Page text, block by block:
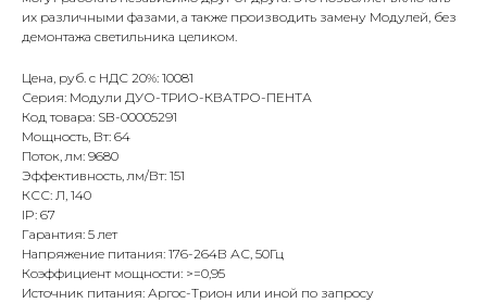
их различными фазами, а также производить замену Модулей, без
демонтажа светильника целиком.
Цена, руб. с НДС 20%: 10081
Серия: Модули ДУО-ТРИО-КВАТРО-ПЕНТА
Код товара: SB-00005291
Мощность, Вт: 64
Поток, лм: 9680
Эффективность, лм/Вт: 151
КСС: Л, 140
IP: 67
Гарантия: 5 лет
Напряжение питания: 176-264В АС, 50Гц
Коэффициент мощности: >=0,95
Источник питания: Аргос-Трион или иной по запросу